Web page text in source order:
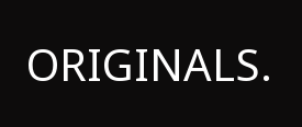
ORIGINALS.